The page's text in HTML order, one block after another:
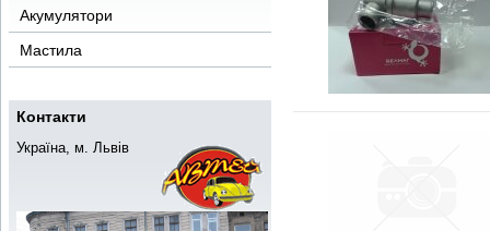
Акумулятори
Мастила
Контакти
Україна, м. Львів